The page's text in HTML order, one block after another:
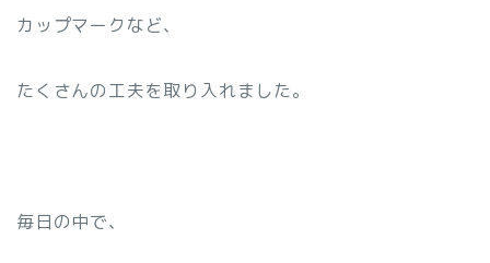
カップマークなど、
たくさんの工夫を取り入れました。
毎日の中で、